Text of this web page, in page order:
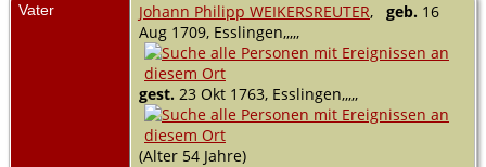
Vater Johann Philipp WEIKERSREUTER, geb. 16
Aug 1709, Esslingen,,,,,
gest. 23 Okt 1763, Esslingen,,,,,
(Alter 54 Jahre)